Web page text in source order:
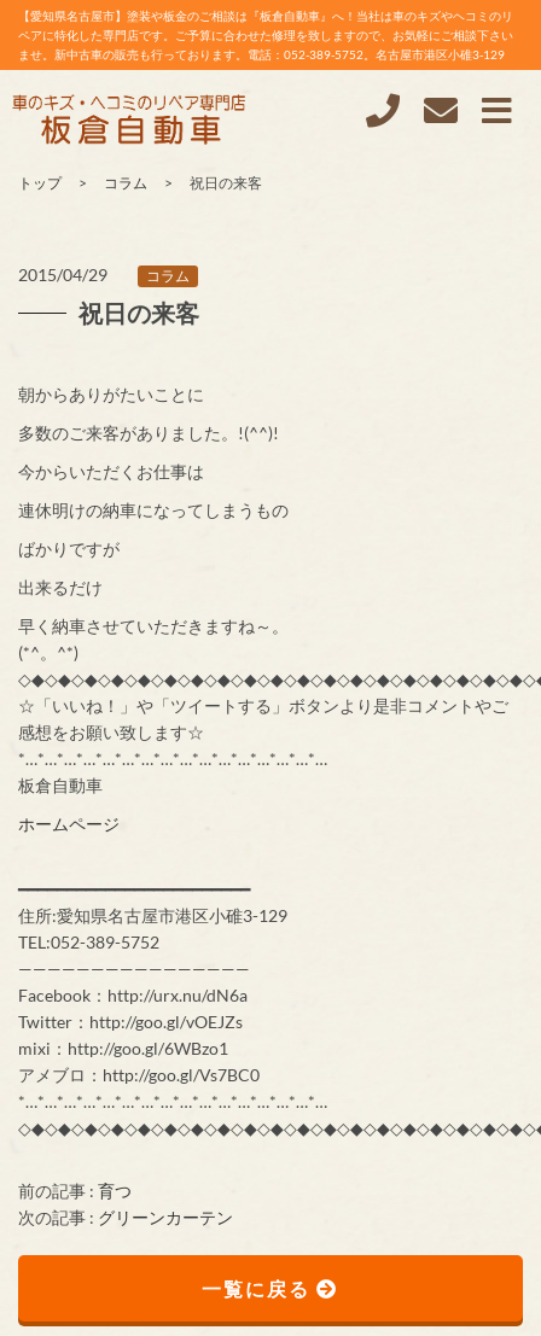
【愛知県名古屋市】塗装や板金のご相談は『板倉自動車』へ！当社は車のキズやヘコミのリ
ペアに特化した専門店です。ご予算に合わせた修理を致しますので、お気軽にご相談下さい
ませ。新中古車の販売も行っております。電話：052-389-5752。名古屋市港区小碓3-129
トップ コラム 祝日の来客
2015/04/29 コラム
祝日の来客
朝からありがたいことに
多数のご来客がありました。!(^^)!
今からいただくお仕事は
連休明けの納車になってしまうもの
ばかりですが
出来るだけ
早く納車させていただきますね～。
(*^。^*)
☆「いいね！」や「ツイートする」ボタンより是非コメントやご
感想をお願い致します☆
*…*…*…*…*…*…*…*…*…*…*…*…*…*…*…*…
板倉自動車
ホームページ
━━━━━━━━━━━━━━━━━━━━━━━━
住所:愛知県名古屋市港区小碓3-129
TEL:052-389-5752
————————————————
Facebook：http://urx.nu/dN6a
Twitter：http://goo.gl/vOEJZs
mixi：http://goo.gl/6WBzo1
アメブロ：http://goo.gl/Vs7BC0
*…*…*…*…*…*…*…*…*…*…*…*…*…*…*…*…
前の記事 : 育つ
次の記事 : グリーンカーテン
一覧に戻る